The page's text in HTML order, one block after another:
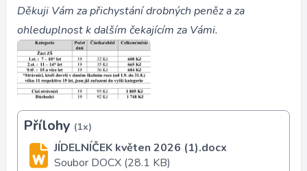
Děkuji Vám za přichystání drobných peněz a za
ohleduplnost k dalším čekajícím za Vámi.
Přílohy (1x)
JÍDELNÍČEK květen 2026 (1).docx
Soubor DOCX (28.1 KB)